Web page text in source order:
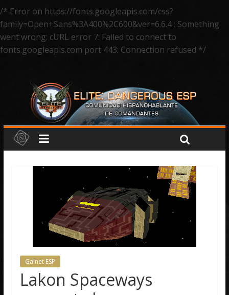
/* Error on https://fonts.googleapis.com/css?
family=Open+Sans%3A400%2C600&ver=6.6.4 : Something
went wrong: cURL error 7: Failed to connect to
fonts.googleapis.com port 443: Connection refused */
Galnet ESP
Lakon Spaceways